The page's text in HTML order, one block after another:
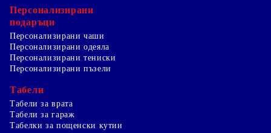
Персонализирани
подаръци
Персонализирани чаши
Персонализирани одеяла
Персонализирани тениски
Персонализирани пъзели
Табели
Табели за врата
Табели за гараж
Табелки за пощенски кутии